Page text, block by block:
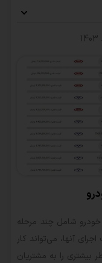
شامل چند مرحله
آنها، می‌تواند کار
بیشتری را به مشتریان